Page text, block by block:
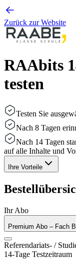
Zurück zur Website
RAAbits
testen
Testen Sie
Nach 8 Tagen
Nach 14 Tagen
auf alle Inhalte und
Ihre Vorteile
Ihr Abo
Premium Abo – Fach
Referendariats- /
14-Tage Testzeitraum